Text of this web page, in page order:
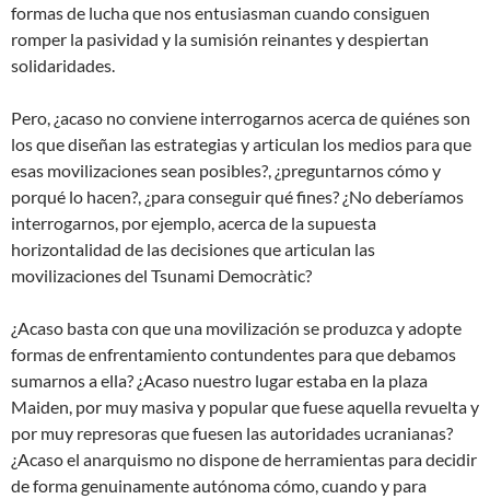
formas de lucha que nos entusiasman cuando consiguen
romper la pasividad y la sumisión reinantes y despiertan
solidaridades.
Pero, ¿acaso no conviene interrogarnos acerca de quiénes son
los que diseñan las estrategias y articulan los medios para que
esas movilizaciones sean posibles?, ¿preguntarnos cómo y
porqué lo hacen?, ¿para conseguir qué fines? ¿No deberíamos
interrogarnos, por ejemplo, acerca de la supuesta
horizontalidad de las decisiones que articulan las
movilizaciones del Tsunami Democràtic?
¿Acaso basta con que una movilización se produzca y adopte
formas de enfrentamiento contundentes para que debamos
sumarnos a ella? ¿Acaso nuestro lugar estaba en la plaza
Maiden, por muy masiva y popular que fuese aquella revuelta y
por muy represoras que fuesen las autoridades ucranianas?
¿Acaso el anarquismo no dispone de herramientas para decidir
de forma genuinamente autónoma cómo, cuando y para